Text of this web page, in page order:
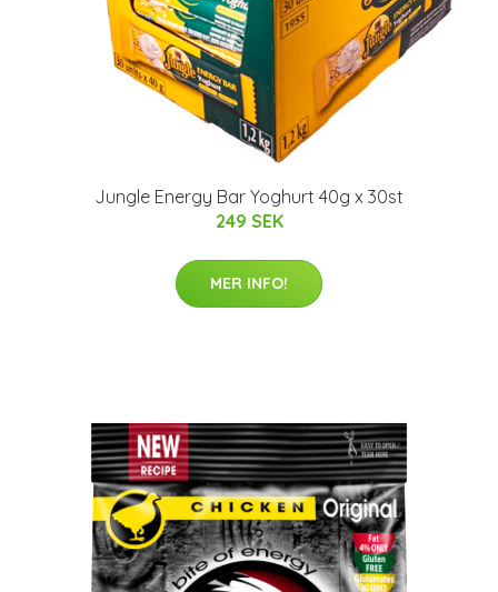
Jungle Energy Bar Yoghurt 40g x 30st
249 SEK
MER INFO!